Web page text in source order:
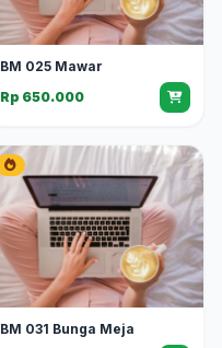
BM 025 Mawar
Rp 650.000
BM 031 Bunga Meja